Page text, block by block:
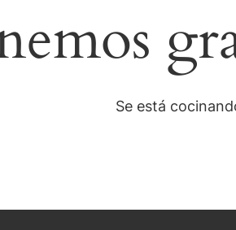
Se está